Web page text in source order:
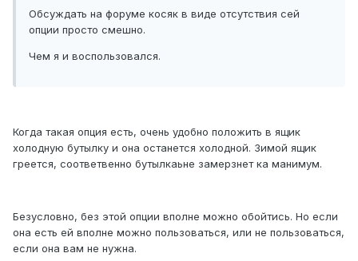
Обсуждать на форуме косяк в виде отсутствия сей
опции просто смешно.
Чем я и воспользовался.
Когда такая опция есть, очень удобно положить в ящик
холодную бутылку и она останется холодной. Зимой ящик
греется, соответвенно бутылкаьне замерзнет ка манимум.
Безусловно, без этой опции вполне можно обойтись. Но если
она есть ей вполне можно пользоваться, или не пользоваться,
если она вам не нужна.